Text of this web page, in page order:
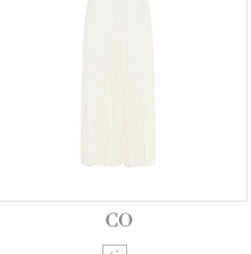
CO